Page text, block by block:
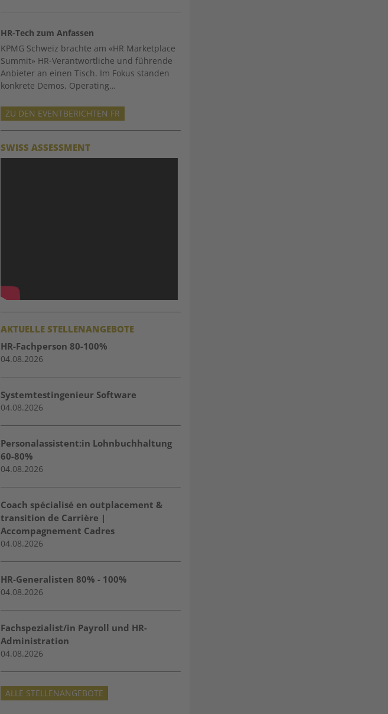
HR-Tech zum Anfassen
KPMG Schweiz brachte am «HR Marketplace
Summit» HR-Verantwortliche und führende
Anbieter an einen Tisch. Im Fokus standen
konkrete Demos, Operating…
ZU DEN EVENTBERICHTEN FR
SWISS ASSESSMENT
AKTUELLE STELLENANGEBOTE
HR-Fachperson 80-100%
04.08.2026
Systemtestingenieur Software
04.08.2026
Personalassistent:in Lohnbuchhaltung
60-80%
04.08.2026
Coach spécialisé en outplacement &
transition de Carrière |
Accompagnement Cadres
04.08.2026
HR-Generalisten 80% - 100%
04.08.2026
Fachspezialist/in Payroll und HR-
Administration
04.08.2026
ALLE STELLENANGEBOTE